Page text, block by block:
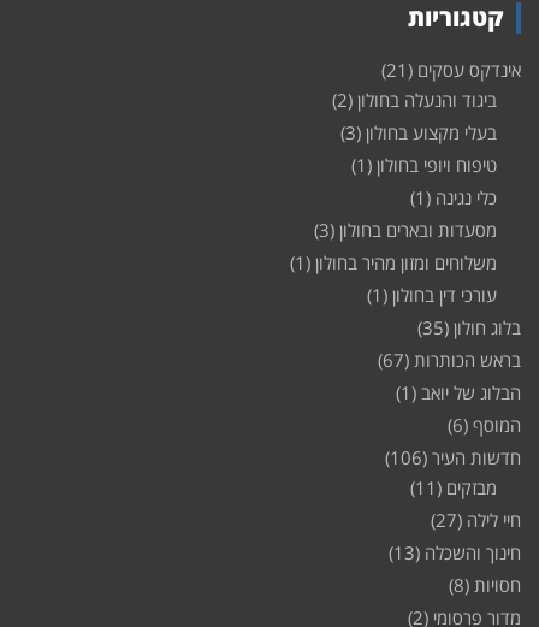
קטגוריות
אינדקס עסקים (21)
ביגוד והנעלה בחולון (2)
בעלי מקצוע בחולון (3)
טיפוח ויופי בחולון (1)
כלי נגינה (1)
מסעדות ובארים בחולון (3)
משלוחים ומזון מהיר בחולון (1)
עורכי דין בחולון (1)
בלוג חולון (35)
בראש הכותרות (67)
הבלוג של יואב (1)
המוסף (6)
חדשות העיר (106)
מבזקים (11)
חיי לילה (27)
חינוך והשכלה (13)
חסויות (8)
מדור פרסומי (2)